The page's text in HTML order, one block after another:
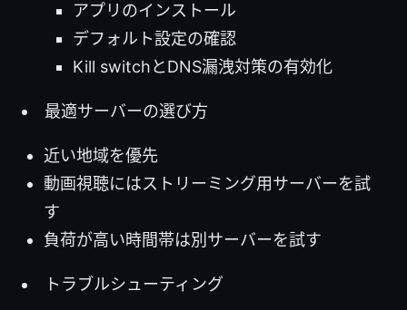
アプリのインストール
デフォルト設定の確認
Kill switchとDNS漏洩対策の有効化
最適サーバーの選び方
近い地域を優先
動画視聴にはストリーミング用サーバーを試
す
負荷が高い時間帯は別サーバーを試す
トラブルシューティング